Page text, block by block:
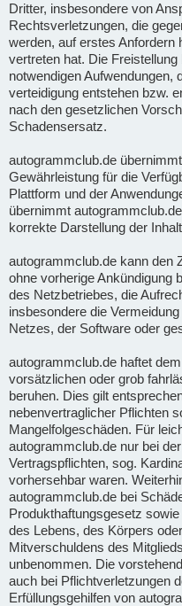
Dritter, insbesondere von
Rechtsverletzungen, die
werden, auf erstes Anfordern
vertreten hat. Die
notwendigen Aufwendungen,
verteidigung entstehen bzw.
nach den gesetzlichen
Schadensersatz.
autogrammclub.de
Gewährleistung für die
Plattform und der
übernimmt
korrekte Darstellung der
autogrammclub.de kann den
ohne vorherige Ankündigung
des Netzbetriebes, die
insbesondere die
Netzes, der Software oder
autogrammclub.de haftet
vorsätzlichen oder grob
beruhen. Dies gilt
nebenvertraglicher Pflichten
Mangelfolgeschäden. Für
autogrammclub.de nur bei
Vertragspflichten, sog.
vorhersehbar waren.
autogrammclub.de bei
Produkthaftungsgesetz
des Lebens, des Körpers
Mitverschuldens des
unbenommen. Die
auch bei Pflichtverletzungen
Erfüllungsgehilfen von